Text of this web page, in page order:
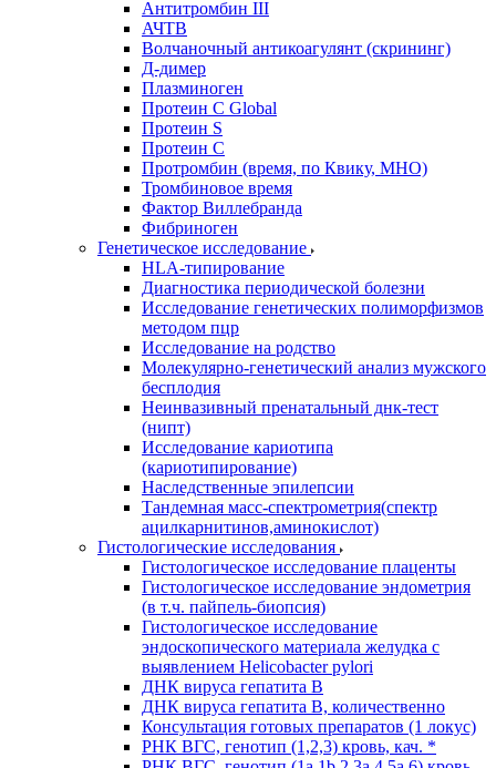
Антитромбин III
АЧТВ
Волчаночный антикоагулянт (скрининг)
Д-димер
Плазминоген
Протеин C Global
Протеин S
Протеин С
Протромбин (время, по Квику, МНО)
Тромбиновое время
Фактор Виллебранда
Фибриноген
Генетическое исследование
HLA-типирование
Диагностика периодической болезни
Исследование генетических полиморфизмов
методом пцр
Исследование на родство
Молекулярно-генетический анализ мужского
бесплодия
Неинвазивный пренатальный днк-тест
(нипт)
Исследование кариотипа
(кариотипирование)
Наследственные эпилепсии
Тандемная масс-спектрометрия(спектр
ацилкарнитинов,аминокислот)
Гистологические исследования
Гистологическое исследование плаценты
Гистологическое исследование эндометрия
(в т.ч. пайпель-биопсия)
Гистологическое исследование
эндоскопического материала желудка с
выявлением Helicobacter pylori
ДНК вируса гепатита B
ДНК вируса гепатита B, количественно
Консультация готовых препаратов (1 локус)
РНК ВГC, генотип (1,2,3) кровь, кач. *